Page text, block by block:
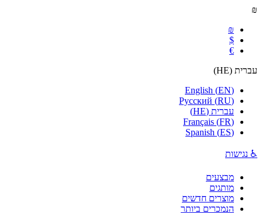
₪
₪
$
€
עברית (
HE
)
English (EN)
Русский (RU)
עברית (
HE
)
Français (FR)
Spanish (ES)
♿ נגישות
מבצעים
מותגים
מוצרים חדשים
הנמכרים ביותר